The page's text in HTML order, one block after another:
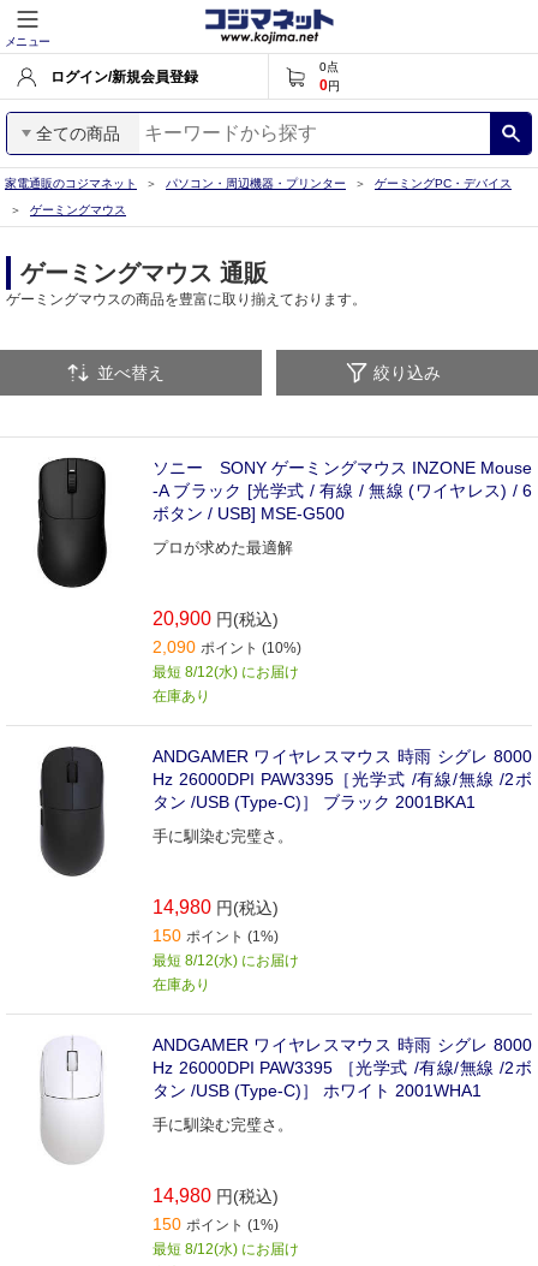
メニュー
ログイン/新規会員登録
0点
0円
全ての商品
家電通販のコジマネット パソコン・周辺機器・プリンター
ゲーミングPC・デバイス
ゲーミングマウス
ゲーミングマウス 通販
ゲーミングマウスの商品を豊富に取り揃えております。
並べ替え 絞り込み
ソニー SONY ゲーミングマウス INZONE Mouse
-A ブラック [光学式 / 有線 / 無線 (ワイヤレス) / 6
ボタン / USB] MSE-G500
プロが求めた最適解
20,900 円(税込)
2,090 ポイント (10%)
最短 8/12(水) にお届け
在庫あり
ANDGAMER ワイヤレスマウス 時雨 シグレ 8000
Hz 26000DPI PAW3395［光学式 /有線/無線 /2ボ
タン /USB (Type-C)］ ブラック 2001BKA1
手に馴染む完璧さ。
14,980 円(税込)
150 ポイント (1%)
最短 8/12(水) にお届け
在庫あり
ANDGAMER ワイヤレスマウス 時雨 シグレ 8000
Hz 26000DPI PAW3395 ［光学式 /有線/無線 /2ボ
タン /USB (Type-C)］ ホワイト 2001WHA1
手に馴染む完璧さ。
14,980 円(税込)
150 ポイント (1%)
最短 8/12(水) にお届け